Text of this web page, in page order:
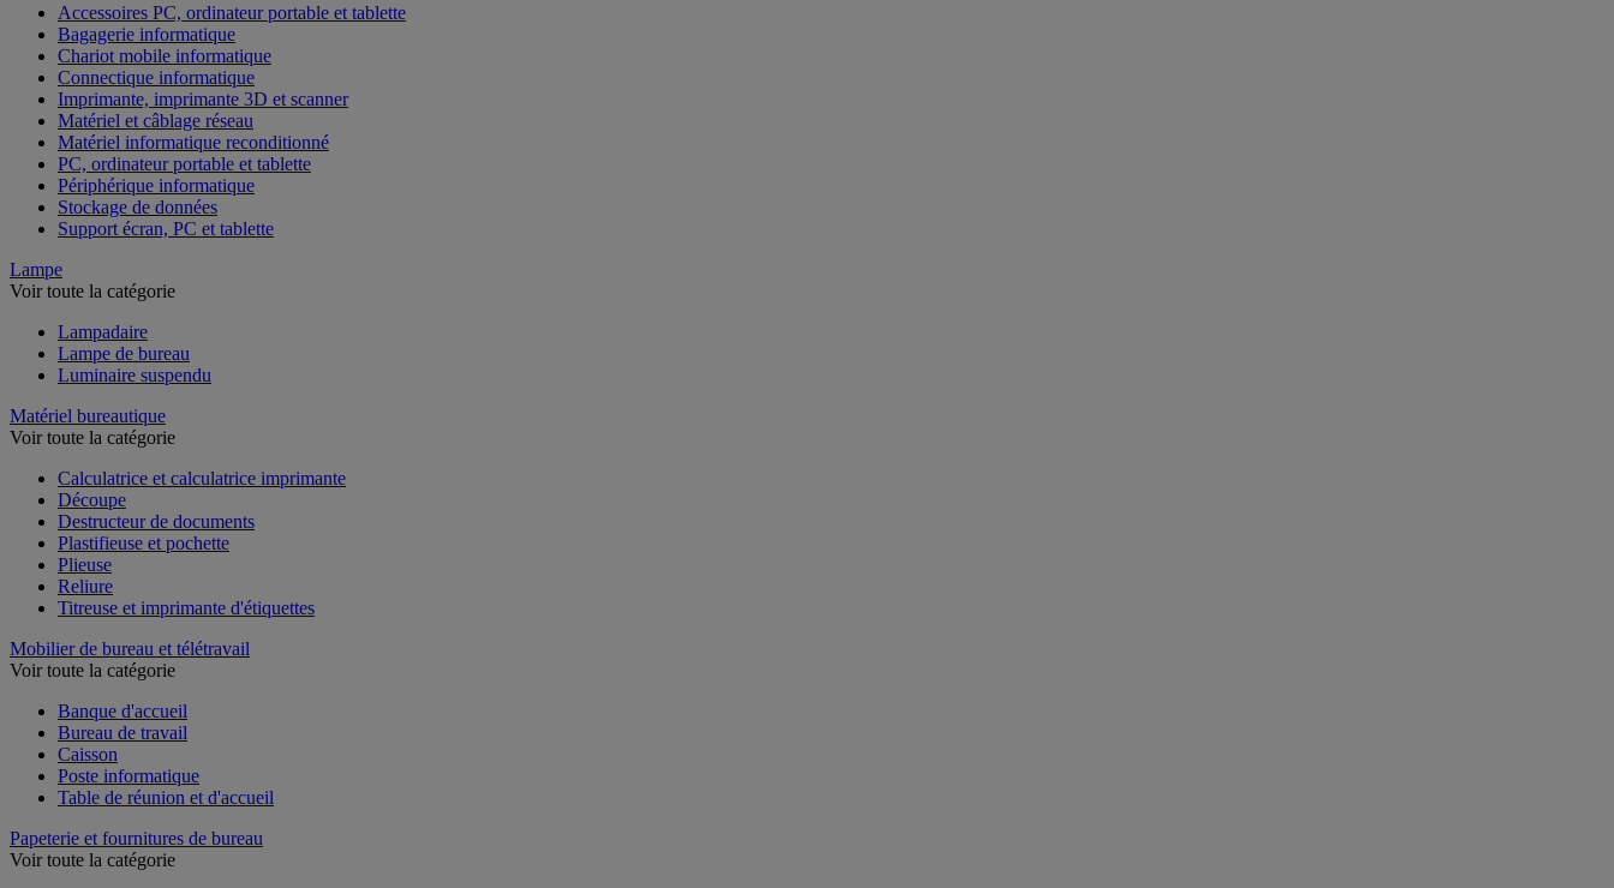
Accessoires PC, ordinateur portable et tablette
Bagagerie informatique
Chariot mobile informatique
Connectique informatique
Imprimante, imprimante 3D et scanner
Matériel et câblage réseau
Matériel informatique reconditionné
PC, ordinateur portable et tablette
Périphérique informatique
Stockage de données
Support écran, PC et tablette
Lampe
Voir toute la catégorie
Lampadaire
Lampe de bureau
Luminaire suspendu
Matériel bureautique
Voir toute la catégorie
Calculatrice et calculatrice imprimante
Découpe
Destructeur de documents
Plastifieuse et pochette
Plieuse
Reliure
Titreuse et imprimante d'étiquettes
Mobilier de bureau et télétravail
Voir toute la catégorie
Banque d'accueil
Bureau de travail
Caisson
Poste informatique
Table de réunion et d'accueil
Papeterie et fournitures de bureau
Voir toute la catégorie